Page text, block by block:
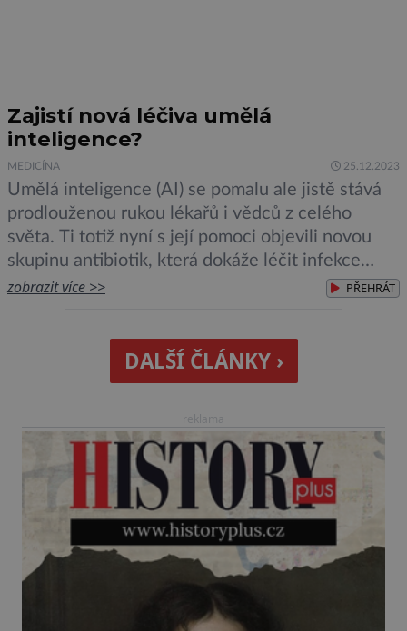
Zajistí nová léčiva umělá
inteligence?
MEDICÍNA 25.12.2023
Umělá inteligence (AI) se pomalu ale jistě stává
prodlouženou rukou lékařů i vědců z celého
světa. Ti totiž nyní s její pomoci objevili novou
skupinu antibiotik, která dokáže léčit infekce
způsobené bakteriemi, odolnými vůči dosud
boji proti rezistentním bakteriím. Ty […]
zobrazit více >> PŘEHRÁT
DALŠÍ ČLÁNKY ›